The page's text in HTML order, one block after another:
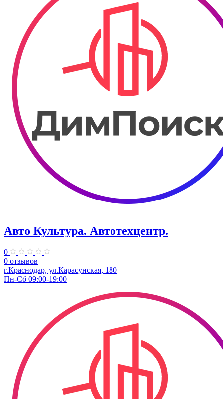
Авто Культура. ​Автотехцентр.
0
0 отзывов
​г.Краснодар, ул.Карасунская, 180
Пн-Сб 09:00-19:00